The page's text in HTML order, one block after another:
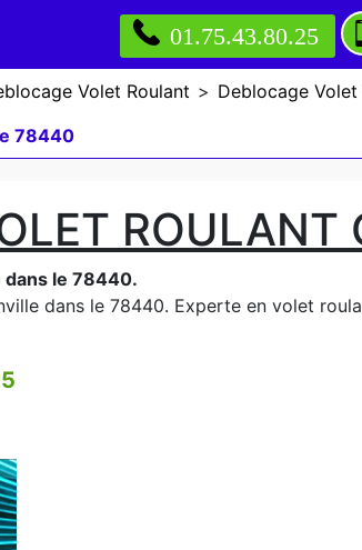
01.75.43.80.25
Volet Roulant > Deblocage
78440
dans le 78440.
dans le 78440. Experte en volet